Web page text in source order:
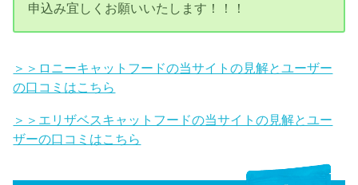
申込み宜しくお願いいたします！！！
＞＞ロニーキャットフードの当サイトの見解とユーザー
の口コミはこちら
＞＞エリザベスキャットフードの当サイトの見解とユー
ザーの口コミはこちら